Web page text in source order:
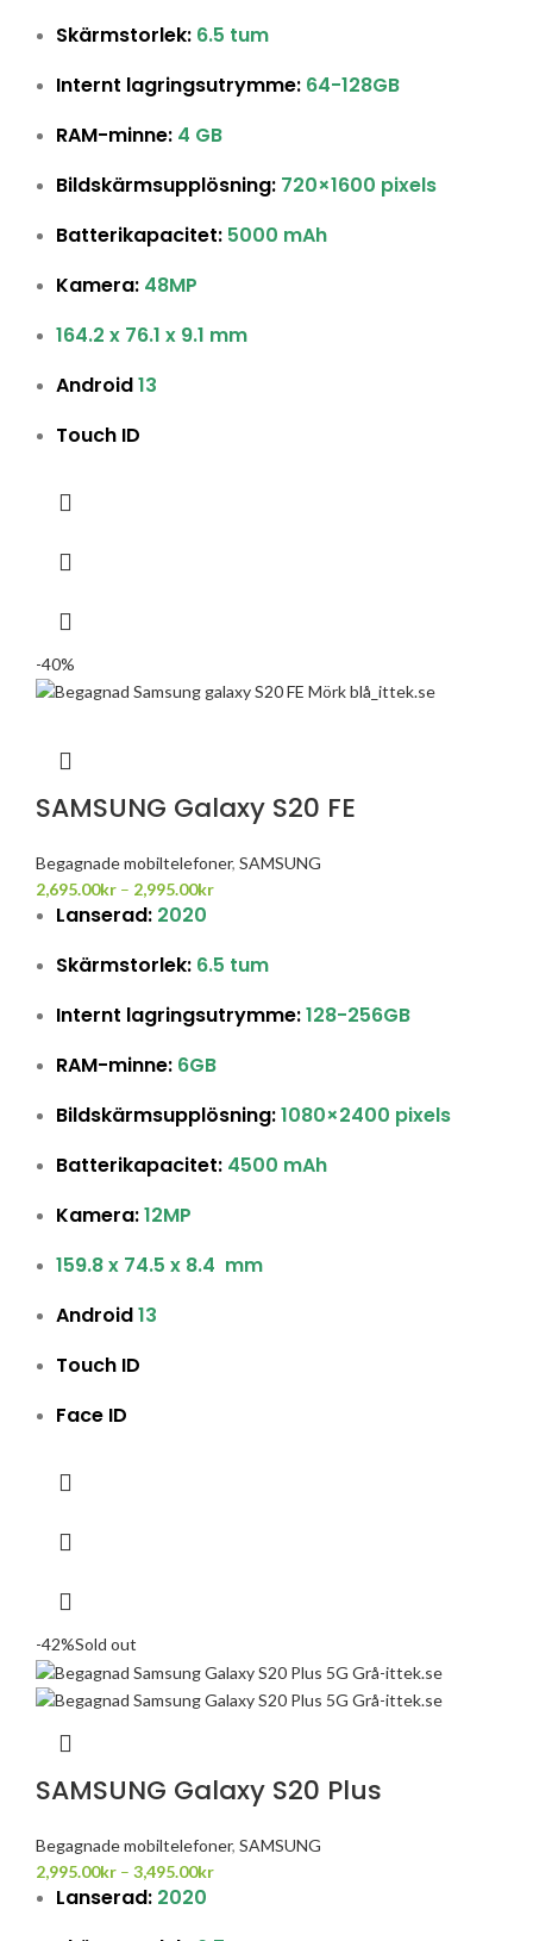
Skärmstorlek: 6.5 tum
Internt lagringsutrymme: 64-128GB
RAM-minne: 4 GB
Bildskärmsupplösning: 720×1600 pixels
Batterikapacitet: 5000 mAh
Kamera: 48MP
164.2 x 76.1 x 9.1 mm
Android13
Touch ID
-40%
SAMSUNG Galaxy S20 FE
Begagnade mobiltelefoner, SAMSUNG
2,695.00kr – 2,995.00kr
Lanserad: 2020
Skärmstorlek: 6.5 tum
Internt lagringsutrymme:128-256GB
RAM-minne: 6GB
Bildskärmsupplösning:1080×2400 pixels
Batterikapacitet: 4500 mAh
Kamera:12MP
159.8 x 74.5 x 8.4 mm
Android13
Touch ID
Face ID
-42%Sold out
SAMSUNG Galaxy S20 Plus
Begagnade mobiltelefoner, SAMSUNG
2,995.00kr – 3,495.00kr
Lanserad: 2020